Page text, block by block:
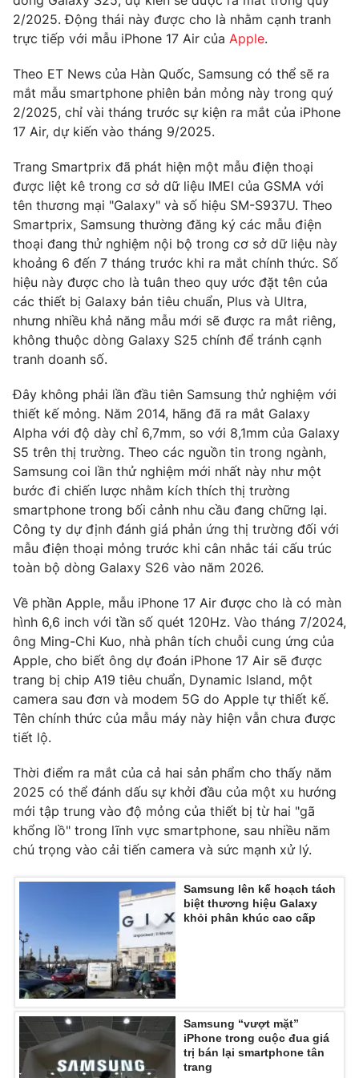
Phim VTV
Hậu trường
Nhân vật
Khán giả
Giải sao mai
Giải trí
Điện ảnh
Âm nhạc
Sao
Đời sống
Du lịch
Làm đẹp
Chất lượng cuộc sống
Giáo dục
Học trực tuyến
Công nghệ
Hitech Công nghệ tương lai
Sản phẩm
Thị trường
Tư vấn
Giao lưu trực tuyến
Lịch phát sóng
Chuyên mục khác
Emagazine Podcast
Photo Infographic
Video Shorts video
VTV Money VTV Thể thao
VTV Sức khoẻ Bất động sản
Thị trường 24h Tấm lòng Việt
VTV4 Vươn mình bằng AI
VTV9 VTV8
Liên hệ tòa soạn English
THỜI BÁO VTV
Đài Truyền hình Việt Nam
Cơ quan báo chí:
Thời báo VTV
Giấy phép hoạt động báo in và báo điện tử số 483/GP-BTTTT
cấp ngày 29/12/2023
Tổng Biên tập:Vũ Thanh Thủy
Phó Tổng Biên tập: Nguyễn Thị Mỹ Hạnh, Phạm Quốc Thắng,
Nguyễn Trọng Ninh
Tổng đài VTV:024.38 355 931 - 024.38 355 932
2/2025. Động thái này được cho là nhằm cạnh tranh
trực tiếp với mẫu iPhone 17 Air của Apple.
Theo ET News của Hàn Quốc, Samsung có thể sẽ ra
mắt mẫu smartphone phiên bản mỏng này trong quý
2/2025, chỉ vài tháng trước sự kiện ra mắt của iPhone
17 Air, dự kiến vào tháng 9/2025.
Trang Smartprix đã phát hiện một mẫu điện thoại
được liệt kê trong cơ sở dữ liệu IMEI của GSMA với
tên thương mại "Galaxy" và số hiệu SM-S937U. Theo
Smartprix, Samsung thường đăng ký các mẫu điện
thoại đang thử nghiệm nội bộ trong cơ sở dữ liệu này
khoảng 6 đến 7 tháng trước khi ra mắt chính thức. Số
hiệu này được cho là tuân theo quy ước đặt tên của
các thiết bị Galaxy bản tiêu chuẩn, Plus và Ultra,
nhưng nhiều khả năng mẫu mới sẽ được ra mắt riêng,
không thuộc dòng Galaxy S25 chính để tránh cạnh
tranh doanh số.
Đây không phải lần đầu tiên Samsung thử nghiệm với
thiết kế mỏng. Năm 2014, hãng đã ra mắt Galaxy
Alpha với độ dày chỉ 6,7mm, so với 8,1mm của Galaxy
S5 trên thị trường. Theo các nguồn tin trong ngành,
Samsung coi lần thử nghiệm mới nhất này như một
bước đi chiến lược nhằm kích thích thị trường
smartphone trong bối cảnh nhu cầu đang chững lại.
Công ty dự định đánh giá phản ứng thị trường đối với
mẫu điện thoại mỏng trước khi cân nhắc tái cấu trúc
toàn bộ dòng Galaxy S26 vào năm 2026.
Về phần Apple, mẫu iPhone 17 Air được cho là có màn
hình 6,6 inch với tần số quét 120Hz. Vào tháng 7/2024,
ông Ming-Chi Kuo, nhà phân tích chuỗi cung ứng của
Apple, cho biết ông dự đoán iPhone 17 Air sẽ được
trang bị chip A19 tiêu chuẩn, Dynamic Island, một
camera sau đơn và modem 5G do Apple tự thiết kế.
Tên chính thức của mẫu máy này hiện vẫn chưa được
tiết lộ.
Thời điểm ra mắt của cả hai sản phẩm cho thấy năm
2025 có thể đánh dấu sự khởi đầu của một xu hướng
mới tập trung vào độ mỏng của thiết bị từ hai "gã
khổng lồ" trong lĩnh vực smartphone, sau nhiều năm
chú trọng vào cải tiến camera và sức mạnh xử lý.
Samsung lên kế hoạch tách
biệt thương hiệu Galaxy
khỏi phân khúc cao cấp
Samsung “vượt mặt”
iPhone trong cuộc đua giá
trị bán lại smartphone tân
trang